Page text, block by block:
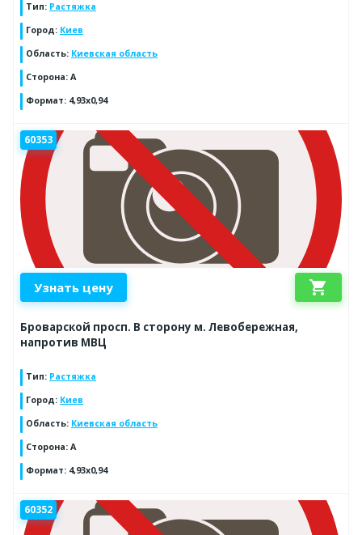
Тип: Растяжка
Город: Киев
Область: Киевская область
Сторона: A
Формат: 4,93x0,94
60353
Узнать цену shopping_cart
Броварской просп. В сторону м. Левобережная,
напротив МВЦ
Тип: Растяжка
Город: Киев
Область: Киевская область
Сторона: A
Формат: 4,93x0,94
60352